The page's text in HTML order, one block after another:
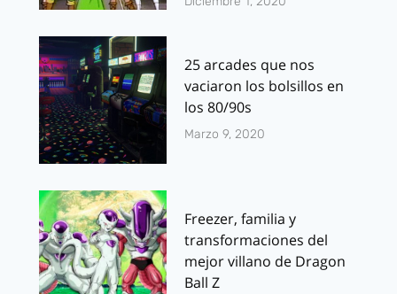
25 arcades que nos
vaciaron los bolsillos en
los 80/90s
Marzo 9, 2020
Freezer, familia y
transformaciones del
mejor villano de Dragon
Ball Z